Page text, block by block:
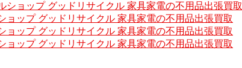
ショップ グッドリサイクル 家具家電の不用品出張買取
ョップ グッドリサイクル 家具家電の不用品出張買取
ョップ グッドリサイクル 家具家電の不用品出張買取
ョップ グッドリサイクル 家具家電の不用品出張買取